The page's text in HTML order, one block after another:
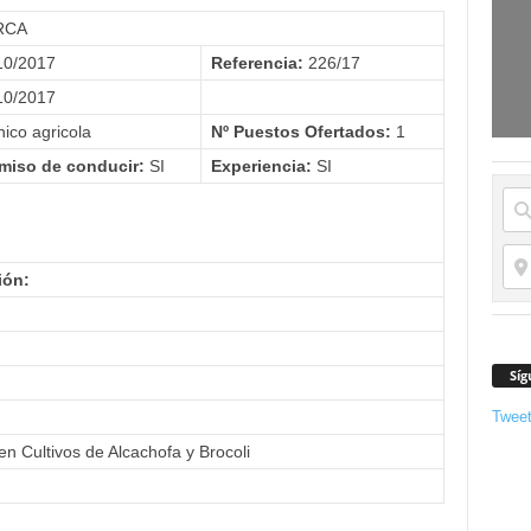
2017
Referencia: 226/17
2017
agricola
Nº Puestos Ofertados: 1
de conducir: SI Experiencia: SI
Cultivos de Alcachofa y Brocoli